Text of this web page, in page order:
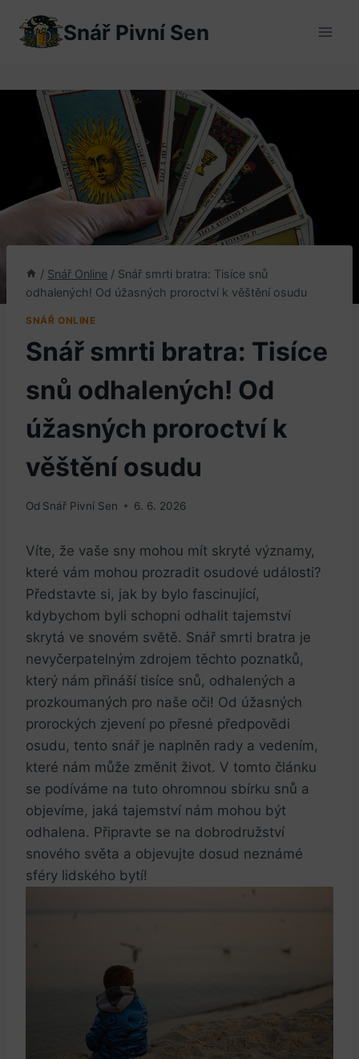
obsah
Snář Pivní Sen
/ Snář Online / Snář smrti bratra: Tisíce snů
odhalených! Od úžasných proroctví k věštění osudu
SNÁŘ ONLINE
Snář smrti bratra: Tisíce
snů odhalených! Od
úžasných proroctví k
věštění osudu
Od Snář Pivní Sen 6. 6. 2026
Víte, že vaše sny mohou mít skryté významy,
které‌ vám mohou prozradit ⁣osudové ‌události?
Představte ​si, jak by ​bylo fascinující,
kdybychom byli schopni odhalit tajemství
⁢skrytá ve snovém⁣ světě. Snář smrti bratra je
nevyčerpatelným zdrojem těchto poznatků,
který nám přináší ​tisíce snů, odhalených⁢ a
prozkoumaných⁢ pro naše ​oči! Od úžasných
prorockých zjevení​ po přesné ⁢předpovědi⁢
osudu, tento snář je naplněn‍ rady a ⁢vedením,​
které nám může změnit život. V tomto článku
se podíváme‍ na tuto ohromnou sbírku ⁣snů ‌a
objevíme, jaká⁤ tajemství nám ⁣mohou ‍být
⁤odhalena.​ Připravte se na dobrodružství⁢
snového světa a objevujte‍ dosud‌ neznámé
sféry ⁣lidského bytí!